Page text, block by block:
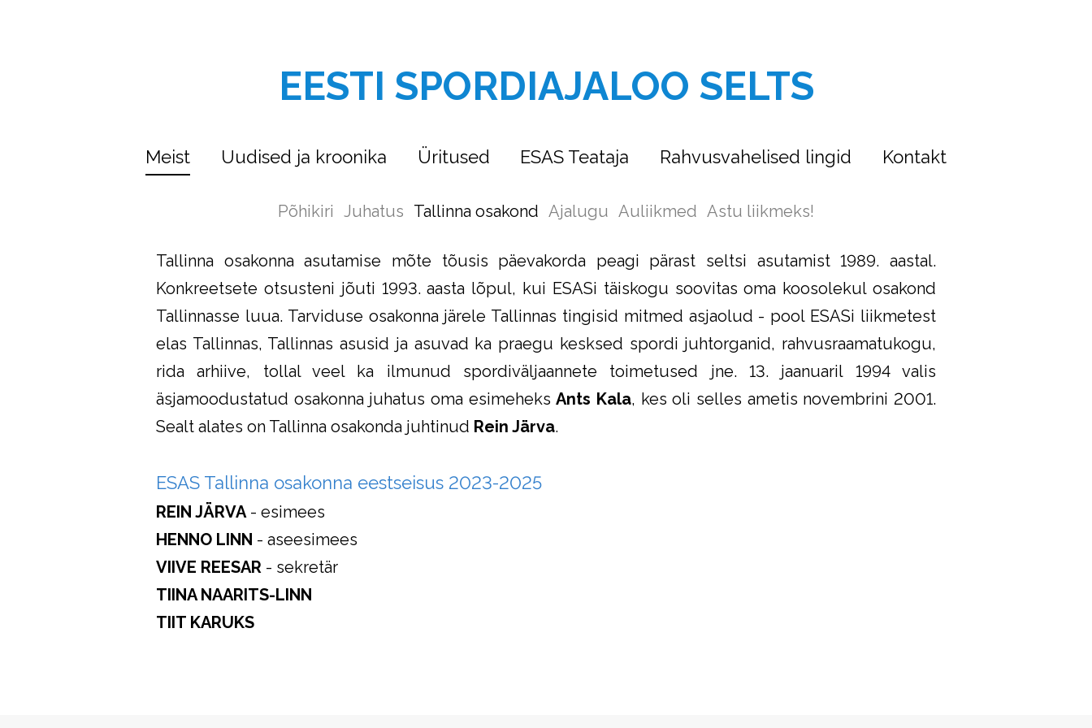
EESTI SPORDIAJALOO SELTS
Meist Uudised ja kroonika Üritused ESAS Teataja Rahvusvahelised lingid Kontakt
Põhikiri Juhatus Tallinna osakond Ajalugu Auliikmed Astu liikmeks!
Tallinna osakonna asutamise mõte tõusis päevakorda peagi pärast seltsi asutamist 1989. aastal.
Konkreetsete otsusteni jõuti 1993. aasta lõpul, kui ESASi täiskogu soovitas oma koosolekul osakond
Tallinnasse luua. Tarviduse osakonna järele Tallinnas tingisid mitmed asjaolud - pool ESASi liikmetest
elas Tallinnas, Tallinnas asusid ja asuvad ka praegu kesksed spordi juhtorganid, rahvusraamatukogu,
rida arhiive, tollal veel ka ilmunud spordiväljaannete toimetused jne. 13. jaanuaril 1994 valis
äsjamoodustatud osakonna juhatus oma esimeheksAnts Kala, kes oli selles ametis novembrini 2001.
Sealt alates on Tallinna osakonda juhtinud Rein Järva.
ESAS Tallinna osakonna eestseisus 2023-2025
REIN JÄRVA- esimees
HENNO LINN - aseesimees
VIIVE REESAR - sekretär
TIINA NAARITS-LINN
TIIT KARUKS